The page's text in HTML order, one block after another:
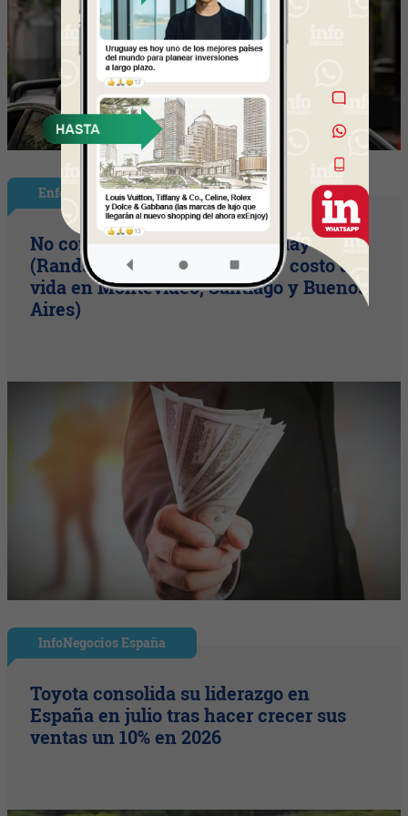
Enfoque
No conviene mudarse a Uruguay
(Randstad comparó salarios y costo de
vida en Montevideo, Santiago y Buenos
Aires)
InfoNegocios España
Toyota consolida su liderazgo en
España en julio tras hacer crecer sus
ventas un 10% en 2026